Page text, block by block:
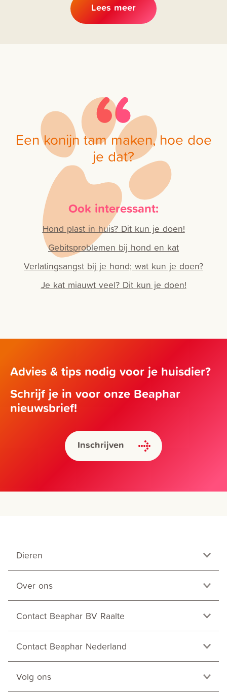
Lees meer
Een konijn tam maken, hoe doe
je dat?
Ook interessant:
Hond plast in huis? Dit kun je doen!
Gebitsproblemen bij hond en kat
Verlatingsangst bij je hond; wat kun je doen?
Je kat miauwt veel? Dit kun je doen!
Advies & tips nodig voor je huisdier?
Schrijf je in voor onze Beaphar
nieuwsbrief!
Inschrijven
Dieren
Over ons
Contact Beaphar BV Raalte
Contact Beaphar Nederland
Volg ons